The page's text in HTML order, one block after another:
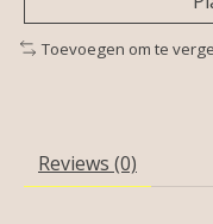
Toevoegen om te
Reviews (0)